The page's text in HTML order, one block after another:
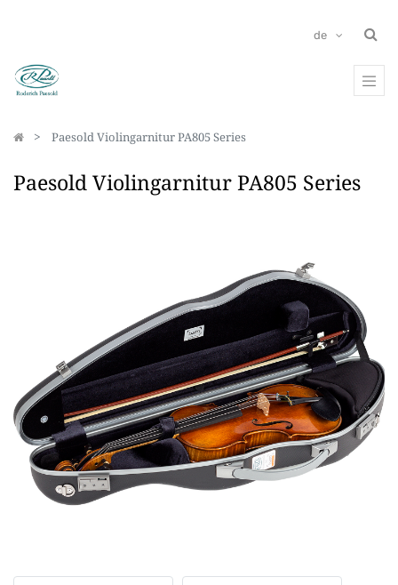
de
Paesold Violingarnitur PA805 Series
Paesold Violingarnitur PA805 Series